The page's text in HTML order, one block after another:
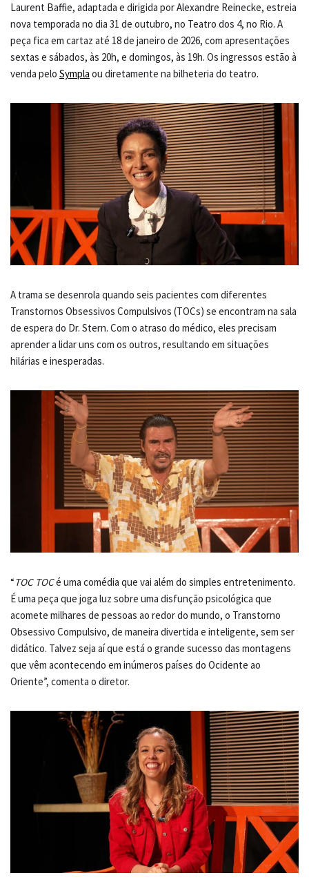
Laurent Baffie, adaptada e dirigida por Alexandre Reinecke, estreia
nova temporada no dia 31 de outubro, no Teatro dos 4, no Rio. A
peça fica em cartaz até 18 de janeiro de 2026, com apresentações
sextas e sábados, às 20h, e domingos, às 19h. Os ingressos estão à
venda pelo Sympla ou diretamente na bilheteria do teatro.
A trama se desenrola quando seis pacientes com diferentes
Transtornos Obsessivos Compulsivos (TOCs) se encontram na sala
de espera do Dr. Stern. Com o atraso do médico, eles precisam
aprender a lidar uns com os outros, resultando em situações
hilárias e inesperadas.
“TOC TOCé uma comédia que vai além do simples entretenimento.
É uma peça que joga luz sobre uma disfunção psicológica que
acomete milhares de pessoas ao redor do mundo, o Transtorno
Obsessivo Compulsivo, de maneira divertida e inteligente, sem ser
didático. Talvez seja aí que está o grande sucesso das montagens
que vêm acontecendo em inúmeros países do Ocidente ao
Oriente”, comenta o diretor.